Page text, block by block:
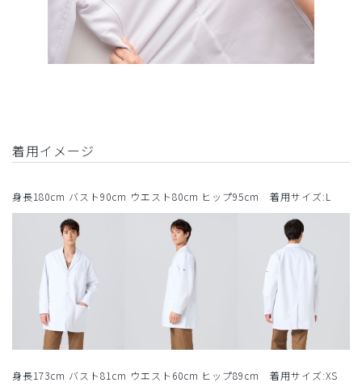
着用イメージ
身長180cm バスト90cm ウエスト80cm ヒップ95cm 着用サイズ:L
身長173cm バスト81cm ウエスト60cm ヒップ89cm 着用サイズ:XS